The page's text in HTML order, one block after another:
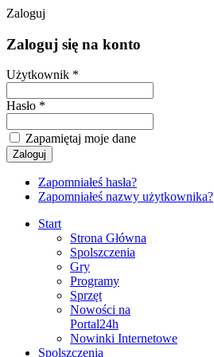
Zaloguj
Zaloguj się na konto
Użytkownik *
Hasło *
Zapamiętaj moje dane
Zapomniałeś hasła?
Zapomniałeś nazwy użytkownika?
Start
Strona Główna
Spolszczenia
Gry
Programy
Sprzęt
Nowości na
Portal24h
Nowinki Internetowe
Spolszczenia